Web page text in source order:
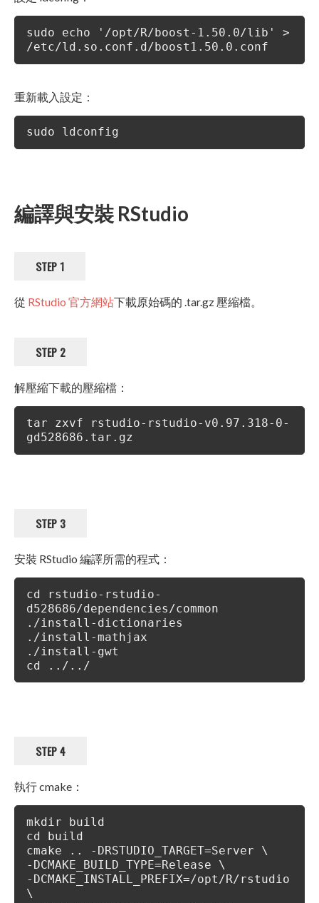
sudo echo '/opt/R/boost-1.50.0/lib' >
/etc/ld.so.conf.d/boost1.50.0.conf
重新載入設定：
sudo ldconfig
編譯與安裝 RStudio
STEP 1
從 RStudio 官方網站下載原始碼的 .tar.gz 壓縮檔。
STEP 2
解壓縮下載的壓縮檔：
tar zxvf rstudio-rstudio-v0.97.318-0-
gd528686.tar.gz
STEP 3
安裝 RStudio 編譯所需的程式：
cd rstudio-rstudio-
d528686/dependencies/common
./install-dictionaries
./install-mathjax
./install-gwt
cd ../../
STEP 4
執行 cmake：
mkdir build
cd build
cmake .. -DRSTUDIO_TARGET=Server \
-DCMAKE_BUILD_TYPE=Release \
-DCMAKE_INSTALL_PREFIX=/opt/R/rstudio
\